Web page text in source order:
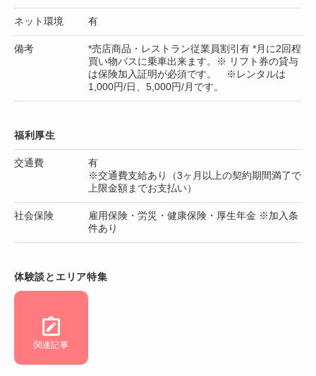
ネット環境 有
備考
*売店商品・レストラン従業員割引有 *月に2回程
買い物バスに乗車出来ます。※ リフト券の貸与
は保険加入証明が必須です。 ※レンタルは
1,000円/日、5,000円/月です。
福利厚生
交通費
有
※交通費支給あり（3ヶ月以上の契約期間満了で
上限金額までお支払い）
社会保険
雇用保険・労災・健康保険・厚生年金 ※加入条
件あり
体験談とエリア特集
関連記事